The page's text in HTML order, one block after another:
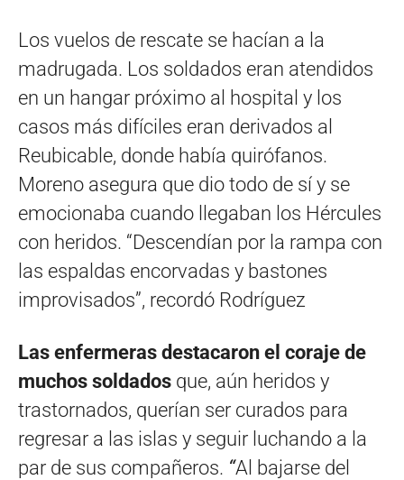
Los vuelos de rescate se hacían a la
madrugada. Los soldados eran atendidos
en un hangar próximo al hospital y los
casos más difíciles eran derivados al
Reubicable, donde había quirófanos.
Moreno asegura que dio todo de sí y se
emocionaba cuando llegaban los Hércules
con heridos. “Descendían por la rampa con
las espaldas encorvadas y bastones
improvisados”, recordó Rodríguez
Las enfermeras destacaron el coraje de
muchos soldados que, aún heridos y
trastornados, querían ser curados para
regresar a las islas y seguir luchando a la
par de sus compañeros. “Al bajarse del